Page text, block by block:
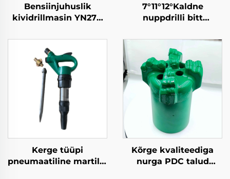
Bensiinjuhuslik
kividrillmasin YN27C
Portable Jack
Hammer
7°11°12°Kaldne
nuppdrilli bitt
Kerge tüüpi
pneumaatiline martillo
Kõrge kvaliteediga
nurga PDC talud